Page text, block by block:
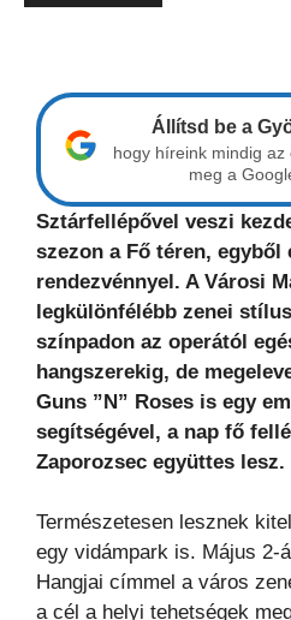
Állítsd be a
hogy híreink mindig
meg a
Sztárfellépővel veszi
szezon a Fő téren, egyből
rendezvénnyel. A Városi
legkülönfélébb zenei
színpadon az operától
hangszerekig, de
Guns ”N” Roses is egy
segítségével, a nap fő
Zaporozsec együttes lesz.
Természetesen lesznek
egy vidámpark is. Május 2-
Hangjai címmel a város
a cél a helyi tehetségek